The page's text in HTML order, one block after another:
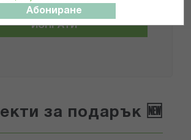
Абониране
ИЗПРАТИ
за подарък 🆕